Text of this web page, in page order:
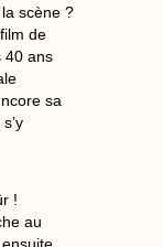
scène ?
de
40 ans
sa
!
au